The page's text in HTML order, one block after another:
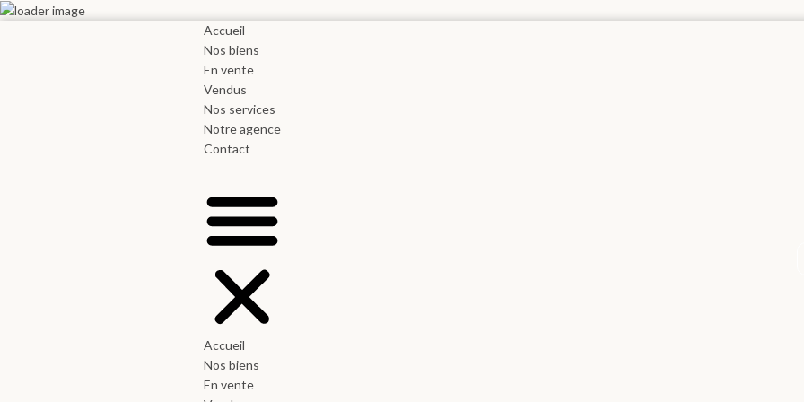
Accueil
Nos biens
En vente
Vendus
Nos services
Notre agence
Contact
Accueil
Nos biens
En vente